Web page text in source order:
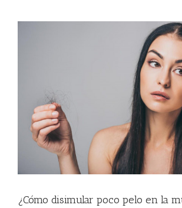
¿Cómo disimular poco pelo en la